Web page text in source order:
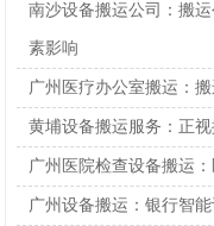
南沙设备搬运公司：搬
素影响
广州医疗办公室搬运：
黄埔设备搬运服务：正
广州医院检查设备搬运
广州设备搬运：银行智